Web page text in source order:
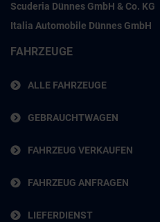
Scuderia Dünnes GmbH & Co. KG
Italia Automobile Dünnes GmbH
FAHRZEUGE
ALLE FAHRZEUGE
GEBRAUCHTWAGEN
FAHRZEUG VERKAUFEN
FAHRZEUG ANFRAGEN
LIEFERDIENST